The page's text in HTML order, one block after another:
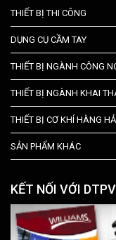
THIẾT BỊ THI CÔNG
DỤNG CỤ CẦM TAY
THIẾT BỊ NGÀNH CÔNG
THIẾT BỊ NGÀNH KHAI
THIẾT BỊ CƠ KHÍ HÀNG
SẢN PHẨM KHÁC
KẾT NỐI VỚI